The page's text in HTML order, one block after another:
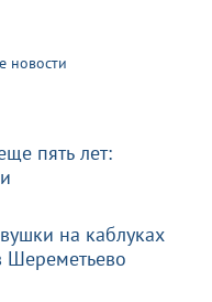
новости
пять лет:
на каблуках
Шереметьево